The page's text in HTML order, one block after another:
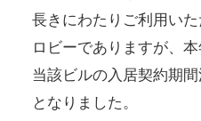
長きにわたりご利用いた
ロビーでありますが、
当該ビルの入居契約期
となりました。